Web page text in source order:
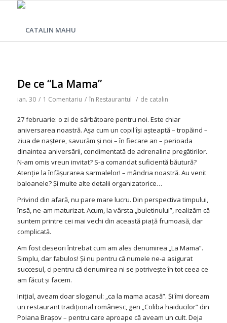
De ce “La Mama”
ian. 30 / 1 Comentariu / în Restaurantul / de catalin
27 februarie: o zi de sărbătoare pentru noi. Este chiar
aniversarea noastră. Aşa cum un copil îşi aşteaptă – tropăind –
ziua de naştere, savurăm şi noi – în fiecare an – perioada
dinaintea aniversării, condimentată de adrenalina pregătirilor.
N-am omis vreun invitat? S-a comandat suficientă băutură?
Atenţie la înfăşurarea sarmalelor! – mândria noastră. Au venit
baloanele? Şi multe alte detalii organizatorice…
Privind din afară, nu pare mare lucru. Din perspectiva timpului,
însă, ne-am maturizat. Acum, la vârsta „buletinului”, realizăm că
suntem printre cei mai vechi din această piaţă frumoasă, dar
complicată.
Am fost deseori întrebat cum am ales denumirea „La Mama”.
Simplu, dar fabulos! Şi nu pentru că numele ne-a asigurat
succesul, ci pentru că denumirea ni se potriveşte în tot ceea ce
am făcut şi facem.
Iniţial, aveam doar sloganul: „ca la mama acasă”. Şi îmi doream
un restaurant tradiţional românesc, gen „Coliba haiducilor” din
Poiana Braşov – pentru care aproape că aveam un cult. Deja